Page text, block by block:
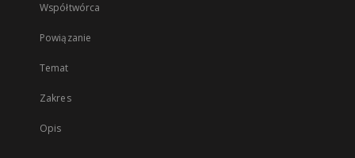
Współtwórca
Powiązanie
Temat
Zakres
Opis